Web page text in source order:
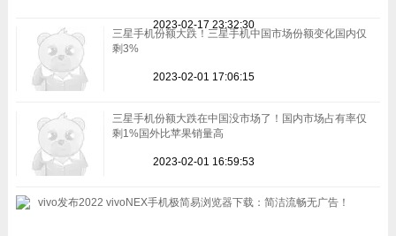
2023-02-17 23:32:30
三星手机份额大跌！三星手机中国市场份额变化国内仅
剩3%
2023-02-01 17:06:15
三星手机份额大跌在中国没市场了！国内市场占有率仅
剩1%国外比苹果销量高
2023-02-01 16:59:53
vivo发布2022 vivoNEX手机极简易浏览器下载：简洁流畅无广告！